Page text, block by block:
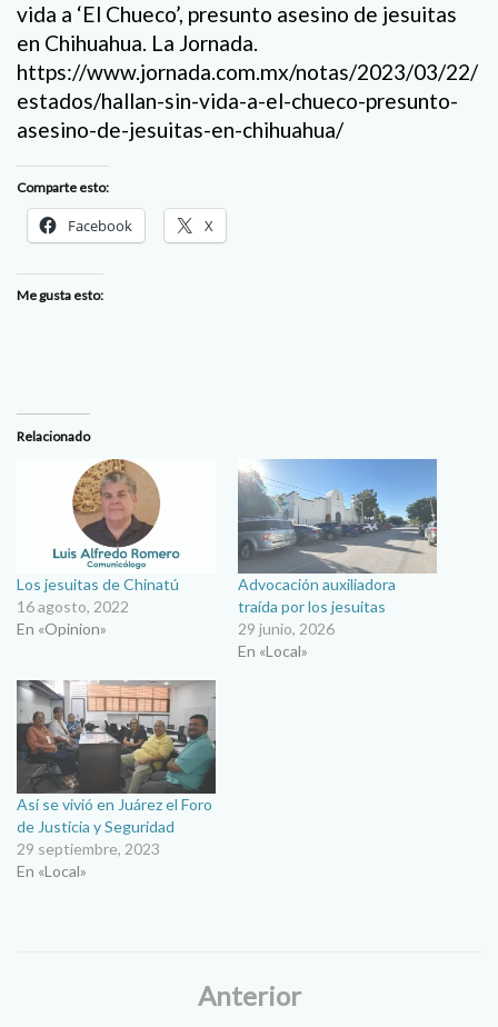
vida a ‘El Chueco’, presunto asesino de jesuitas
en Chihuahua. La Jornada.
https://www.jornada.com.mx/notas/2023/03/22/
estados/hallan-sin-vida-a-el-chueco-presunto-
asesino-de-jesuitas-en-chihuahua/
Comparte esto:
Facebook X
Me gusta esto:
Relacionado
Los jesuitas de Chinatú
16 agosto, 2022
En «Opinion»
Advocación auxiliadora
traída por los jesuitas
29 junio, 2026
En «Local»
Así se vivió en Juárez el Foro
de Justicia y Seguridad
29 septiembre, 2023
En «Local»
Anterior